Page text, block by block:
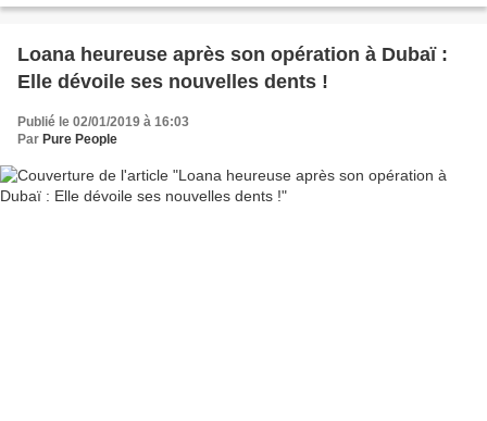
Loana heureuse après son opération à Dubaï :
Elle dévoile ses nouvelles dents !
Publié le 02/01/2019 à 16:03
Par Pure People